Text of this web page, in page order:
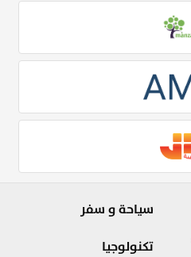
سياحة و سفر
تكنولوجيا